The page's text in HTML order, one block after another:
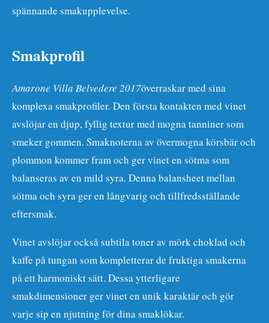
spännande smakupplevelse.
Smakprofil
Amarone Villa Belvedere 2017överraskar med sina
komplexa smakprofiler. Den första kontakten med vinet
avslöjar en djup, fyllig textur med mogna tanniner som
smeker gommen. Smaknoterna av övermogna körsbär och
plommon kommer fram och ger vinet en sötma som
balanseras av en mild syra. Denna balansheet mellan
sötma och syra ger en långvarig och tillfredsställande
eftersmak.
Vinet avslöjar också subtila toner av mörk choklad och
kaffe på tungan som kompletterar de fruktiga smakerna
på ett harmoniskt sätt. Dessa ytterligare
smakdimensioner ger vinet en unik karaktär och gör
varje sip en njutning för dina smaklökar.